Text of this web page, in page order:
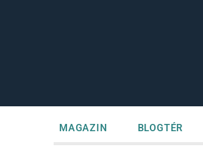
MAGAZIN BLOGTÉR